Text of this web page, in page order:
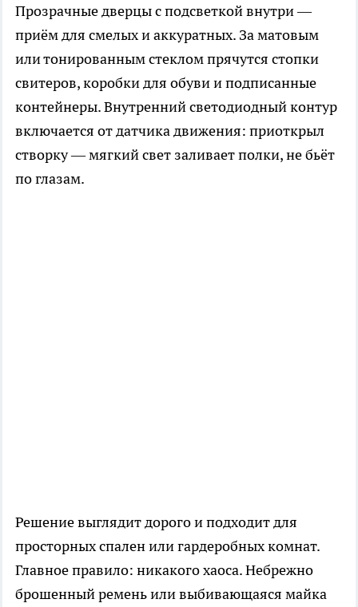
Прозрачные дверцы с подсветкой внутри —
приём для смелых и аккуратных. За матовым
или тонированным стеклом прячутся стопки
свитеров, коробки для обуви и подписанные
контейнеры. Внутренний светодиодный контур
включается от датчика движения: приоткрыл
створку — мягкий свет заливает полки, не бьёт
по глазам.
Решение выглядит дорого и подходит для
просторных спален или гардеробных комнат.
Главное правило: никакого хаоса. Небрежно
брошенный ремень или выбивающаяся майка